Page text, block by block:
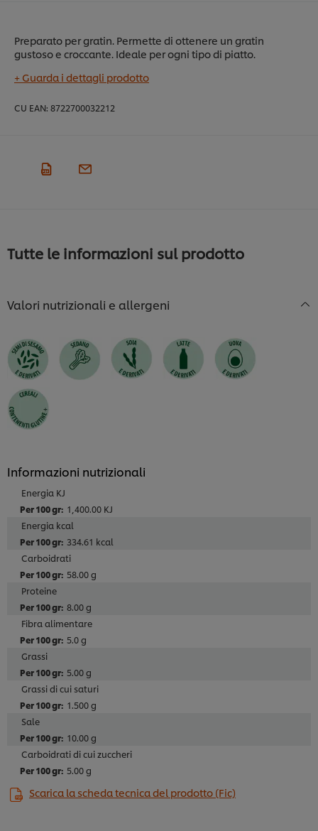
Preparato per gratin. Permette di ottenere un gratin
gustoso e croccante. Ideale per ogni tipo di piatto.
+ Guarda i dettagli prodotto
CU EAN: 8722700032212
Tutte le informazioni sul prodotto
Valori nutrizionali e allergeni
Informazioni nutrizionali
Energia KJ
1,400.00 KJ
Energia kcal
334.61 kcal
Carboidrati
58.00 g
Proteine
8.00 g
Fibra alimentare
5.0 g
Grassi
5.00 g
Grassi di cui saturi
1.500 g
Sale
10.00 g
Carboidrati di cui zuccheri
5.00 g
Scarica la scheda tecnica del prodotto (Fic)